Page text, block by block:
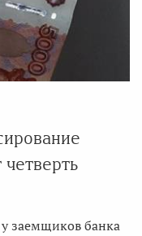
заемщиков банка